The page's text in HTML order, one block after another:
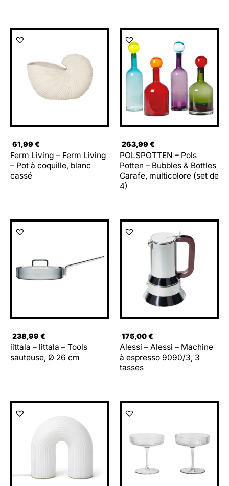
61,99 €
Ferm Living – Ferm Living
– Pot à coquille, blanc
cassé
263,99 €
POLSPOTTEN – Pols
Potten – Bubbles & Bottles
Carafe, multicolore (set de
4)
238,99 €
iittala – littala – Tools
sauteuse, Ø 26 cm
175,00€
Alessi – Alessi – Machine
à espresso 9090/3, 3
tasses